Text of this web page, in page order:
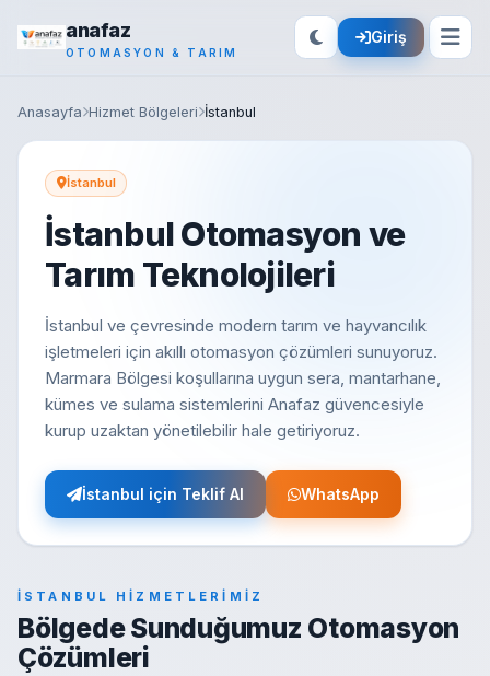
anafaz
OTOMASYON & TARIM
Giriş
Anasayfa Hizmet Bölgeleri İstanbul
İstanbul
İstanbul Otomasyon ve
Tarım Teknolojileri
İstanbul ve çevresinde modern tarım ve hayvancılık
işletmeleri için akıllı otomasyon çözümleri sunuyoruz.
Marmara Bölgesi koşullarına uygun sera, mantarhane,
kümes ve sulama sistemlerini Anafaz güvencesiyle
kurup uzaktan yönetilebilir hale getiriyoruz.
İstanbul için Teklif Al WhatsApp
İSTANBUL HIZMETLERIMIZ
Bölgede Sunduğumuz Otomasyon
Çözümleri